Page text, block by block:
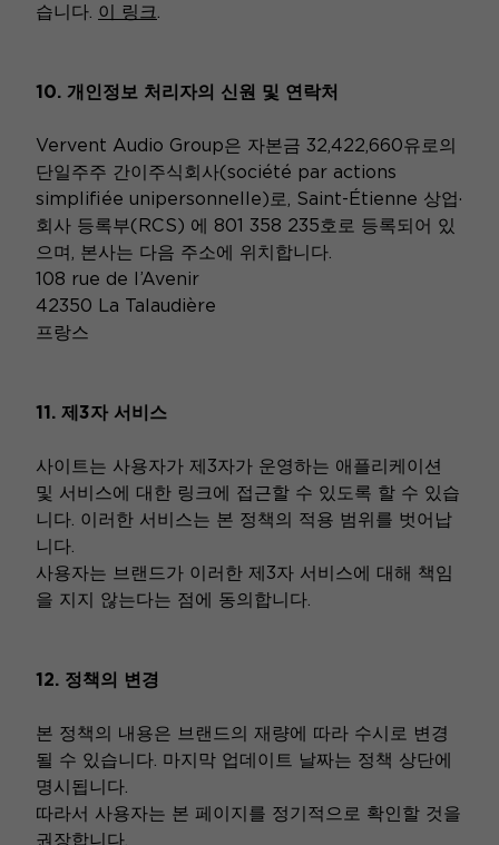
습니다. 이 링크.
10. 개인정보 처리자의 신원 및 연락처
Vervent Audio Group은 자본금 32,422,660유로의
단일주주 간이주식회사(société par actions
simplifiée unipersonnelle)로, Saint-Étienne 상업·
회사 등록부(RCS) 에 801 358 235호로 등록되어 있
으며, 본사는 다음 주소에 위치합니다.
108 rue de l’Avenir
42350 La Talaudière
프랑스
11. 제3자 서비스
사이트는 사용자가 제3자가 운영하는 애플리케이션
및 서비스에 대한 링크에 접근할 수 있도록 할 수 있습
니다. 이러한 서비스는 본 정책의 적용 범위를 벗어납
니다.
사용자는 브랜드가 이러한 제3자 서비스에 대해 책임
을 지지 않는다는 점에 동의합니다.
12. 정책의 변경
본 정책의 내용은 브랜드의 재량에 따라 수시로 변경
될 수 있습니다. 마지막 업데이트 날짜는 정책 상단에
명시됩니다.
따라서 사용자는 본 페이지를 정기적으로 확인할 것을
권장합니다.